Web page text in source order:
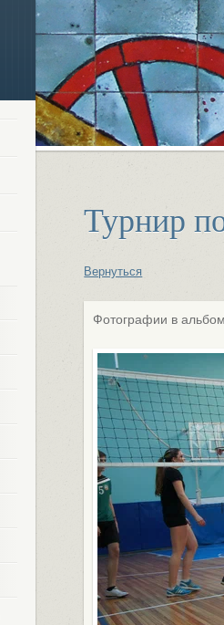
Турнир
Вернуться
Фотографии в